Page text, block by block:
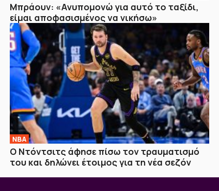
Μπράουν: «Ανυπομονώ για αυτό το ταξίδι,
είμαι αποφασισμένος να νικήσω»
NBA
Ο Ντόντσιτς άφησε πίσω τον τραυματισμό
του και δηλώνει έτοιμος για τη νέα σεζόν